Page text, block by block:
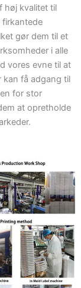
høj kvalitet til
firkantede
gør dem til et
i alle
vores evne til at
kan få adgang til
for stor
at opretholde